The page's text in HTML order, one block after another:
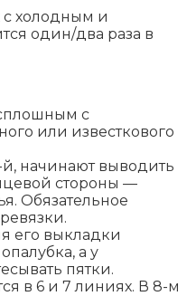
с холодным и
один/два раза в
с
или известкового
начинают выводить
стороны —
Обязательное
его выкладки
а у
пятки.
в 6 и 7 линиях. В 8-м